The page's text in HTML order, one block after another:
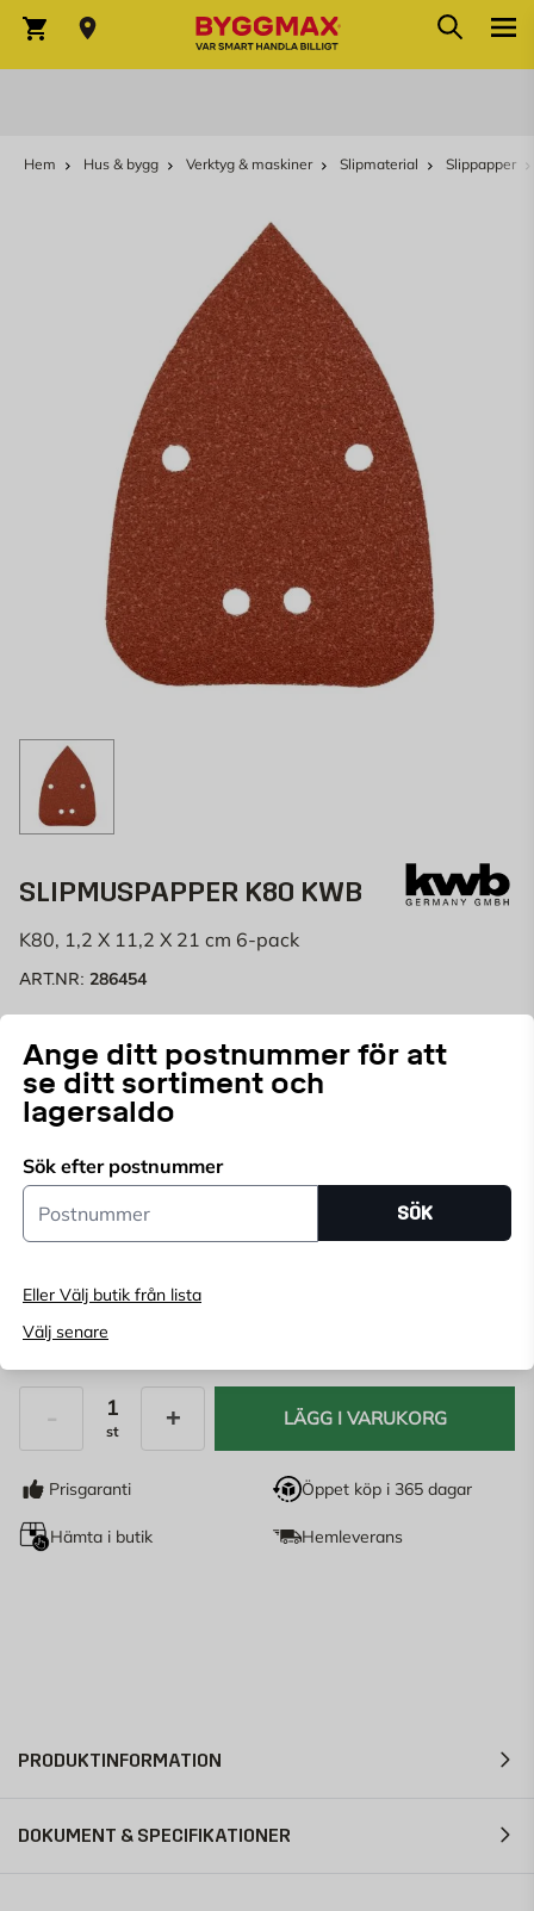
Ange ditt postnummer för att
se ditt sortiment och
lagersaldo
Sök efter postnummer
Postnummer
SÖK
Eller Välj butik från lista
Välj senare
Varukorg Sök
Hem Hus & bygg Verktyg & maskiner Slipmaterial Slippapper
SLIPMUSPAPPER K80 KWB
K80, 1,2 X 11,2 X 21 cm 6-pack
ART.NR: 286454
Välj butik för att se lagerstatus
59,95 KR
st
LÄGG I VARUKORG
Prisgaranti Öppet köp i 365 dagar
Hämta i butik Hemleverans
PRODUKTINFORMATION
DOKUMENT & SPECIFIKATIONER